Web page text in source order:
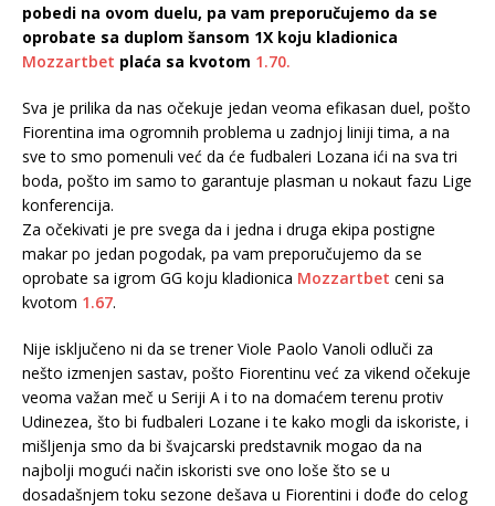
pobedi na ovom duelu, pa vam preporučujemo da se
oprobate sa duplom šansom 1X koju kladionica
Mozzartbet plaća sa kvotom 1.70.
Sva je prilika da nas očekuje jedan veoma efikasan duel, pošto
Fiorentina ima ogromnih problema u zadnjoj liniji tima, a na
sve to smo pomenuli već da će fudbaleri Lozana ići na sva tri
boda, pošto im samo to garantuje plasman u nokaut fazu Lige
konferencija.
Za očekivati je pre svega da i jedna i druga ekipa postigne
makar po jedan pogodak, pa vam preporučujemo da se
oprobate sa igrom GG koju kladionica Mozzartbet ceni sa
kvotom 1.67.
Nije isključeno ni da se trener Viole Paolo Vanoli odluči za
nešto izmenjen sastav, pošto Fiorentinu već za vikend očekuje
veoma važan meč u Seriji A i to na domaćem terenu protiv
Udinezea, što bi fudbaleri Lozane i te kako mogli da iskoriste, i
mišljenja smo da bi švajcarski predstavnik mogao da na
najbolji mogući način iskoristi sve ono loše što se u
dosadašnjem toku sezone dešava u Fiorentini i dođe do celog